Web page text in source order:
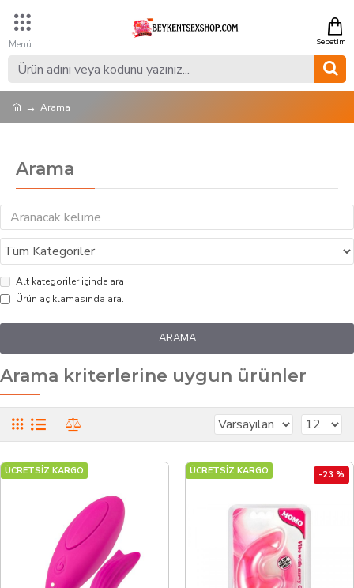
Arama
Arama
Alt kategoriler içinde ara
Ürün açıklamasında ara.
ARAMA
Arama kriterlerine uygun ürünler
ÜCRETSİZ KARGO ÜCRETSİZ KARGO -23 %